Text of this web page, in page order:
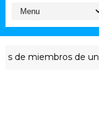
de una